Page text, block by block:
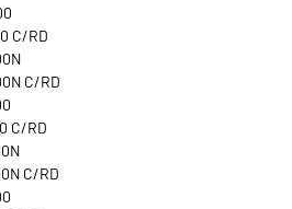
C/RD
C/RD
C/RD
C/RD